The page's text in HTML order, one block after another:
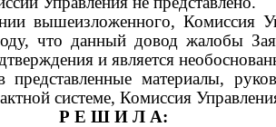
вышеизложенного, Комиссия
что данный довод жалобы
и является
представленные материалы,
системе, Комиссия
Р Е Ш И Л А: